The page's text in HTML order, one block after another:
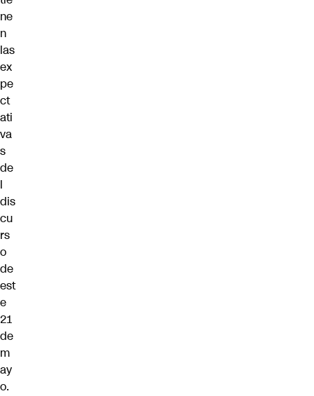
ne
n
las
ex
pe
ct
ati
va
s
de
l
dis
cu
rs
o
de
est
e
21
de
m
ay
o.